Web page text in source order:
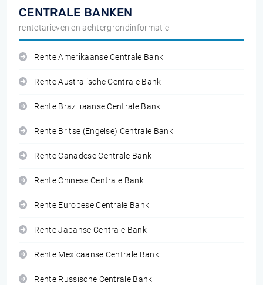
CENTRALE BANKEN
rentetarieven en achtergrondinformatie
Rente Amerikaanse Centrale Bank
Rente Australische Centrale Bank
Rente Braziliaanse Centrale Bank
Rente Britse (Engelse) Centrale Bank
Rente Canadese Centrale Bank
Rente Chinese Centrale Bank
Rente Europese Centrale Bank
Rente Japanse Centrale Bank
Rente Mexicaanse Centrale Bank
Rente Russische Centrale Bank